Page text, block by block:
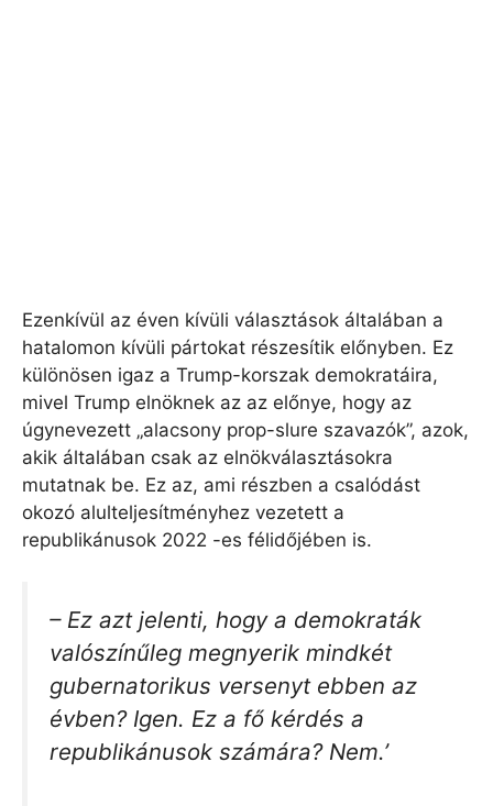
Ezenkívül az éven kívüli választások általában a
hatalomon kívüli pártokat részesítik előnyben. Ez
különösen igaz a Trump-korszak demokratáira,
mivel Trump elnöknek az az előnye, hogy az
úgynevezett „alacsony prop-slure szavazók”, azok,
akik általában csak az elnökválasztásokra
mutatnak be. Ez az, ami részben a csalódást
okozó alulteljesítményhez vezetett a
republikánusok 2022 -es félidőjében is.
– Ez azt jelenti, hogy a demokraták
valószínűleg megnyerik mindkét
gubernatorikus versenyt ebben az
évben? Igen. Ez a fő kérdés a
republikánusok számára? Nem.’